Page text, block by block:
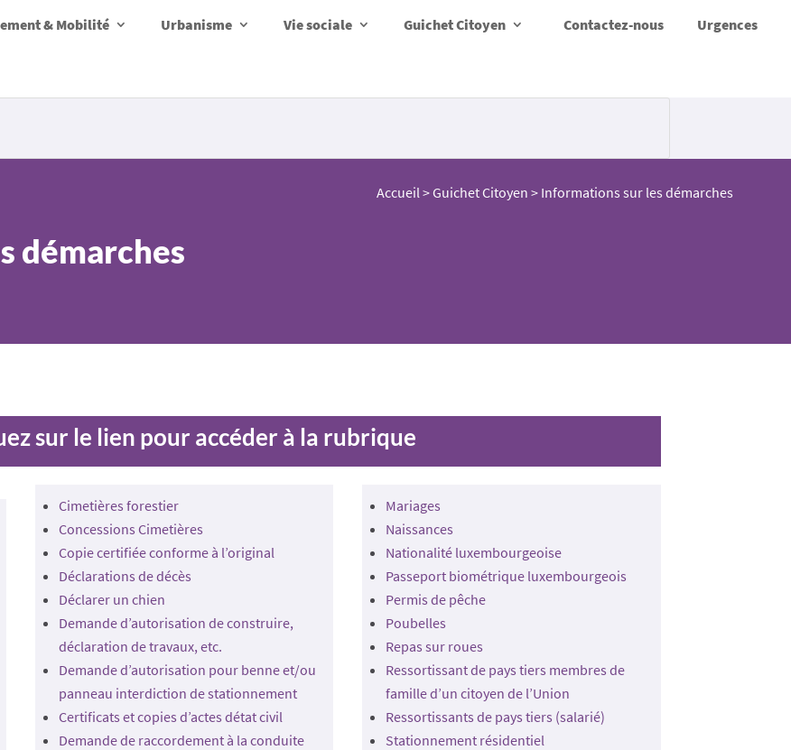
& Mobilité Urbanisme Vie sociale Guichet Citoyen Contactez-nous Urgences
démarches
Accueil>Guichet Citoyen > Informations sur les démarches
sur le lien pour accéder à la rubrique
Cimetières forestier
Concessions Cimetières
Copie certifiée conforme à l’original
Déclarations de décès
Déclarer un chien
Demande d’autorisation de construire,
déclaration de travaux, etc.
Demande d’autorisation pour benne et/ou
panneau interdiction de stationnement
Certificats et copies d’actes détat civil
Demande de raccordement à la conduite
Mariages
Naissances
Nationalité luxembourgeoise
Passeport biométrique luxembourgeois
Permis de pêche
Poubelles
Repas sur roues
Ressortissant de pays tiers membres de
famille d’un citoyen de l’Union
Ressortissants de pays tiers (salarié)
Stationnement résidentiel